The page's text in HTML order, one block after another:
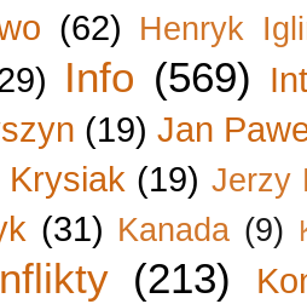
(62) Henryk
Info (569)
(19) Jan
(19) Jerzy
(31) Kanada (9)
(213)